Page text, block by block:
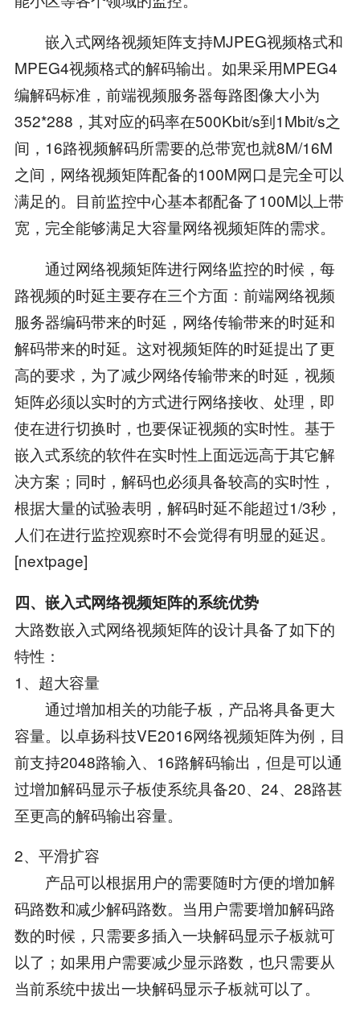
嵌入式网络视频矩阵支持MJPEG视频格式和
MPEG4视频格式的解码输出。如果采用MPEG4
编解码标准，前端视频服务器每路图像大小为
352*288，其对应的码率在500Kbit/s到1Mbit/s之
间，16路视频解码所需要的总带宽也就8M/16M
之间，网络视频矩阵配备的100M网口是完全可以
满足的。目前监控中心基本都配备了100M以上带
宽，完全能够满足大容量网络视频矩阵的需求。
通过网络视频矩阵进行网络监控的时候，每
路视频的时延主要存在三个方面：前端网络视频
服务器编码带来的时延，网络传输带来的时延和
解码带来的时延。这对视频矩阵的时延提出了更
高的要求，为了减少网络传输带来的时延，视频
矩阵必须以实时的方式进行网络接收、处理，即
使在进行切换时，也要保证视频的实时性。基于
嵌入式系统的软件在实时性上面远远高于其它解
决方案；同时，解码也必须具备较高的实时性，
根据大量的试验表明，解码时延不能超过1/3秒，
人们在进行监控观察时不会觉得有明显的延迟。
[nextpage]
四、嵌入式网络视频矩阵的系统优势
大路数嵌入式网络视频矩阵的设计具备了如下的
特性：
1、超大容量
通过增加相关的功能子板，产品将具备更大
容量。以卓扬科技VE2016网络视频矩阵为例，目
前支持2048路输入、16路解码输出，但是可以通
过增加解码显示子板使系统具备20、24、28路甚
至更高的解码输出容量。
2、平滑扩容
产品可以根据用户的需要随时方便的增加解
码路数和减少解码路数。当用户需要增加解码路
数的时候，只需要多插入一块解码显示子板就可
以了；如果用户需要减少显示路数，也只需要从
当前系统中拔出一块解码显示子板就可以了。